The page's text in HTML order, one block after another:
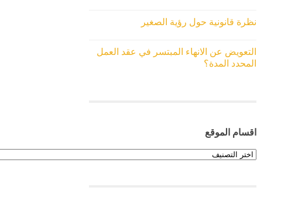
نظرة قانونية حول رؤية الصغير
التعويض عن الانهاء المبتسر في عقد العمل
المحدد المدة؟
اقسام الموقع
اقسام
الموقع